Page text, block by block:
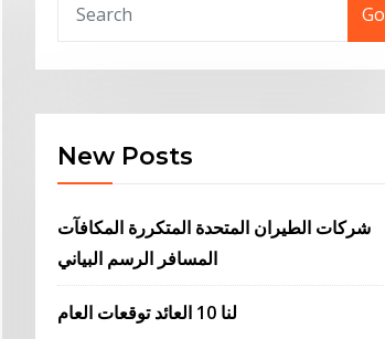
Go
New Posts
شركات الطيران المتحدة المتكررة المكافآت
المسافر الرسم البياني
لنا 10 العائد توقعات العام